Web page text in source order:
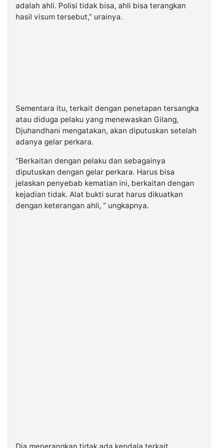
adalah ahli. Polisi tidak bisa, ahli bisa terangkan
hasil visum tersebut,” urainya.
Sementara itu, terkait dengan penetapan tersangka
atau diduga pelaku yang menewaskan Gilang,
Djuhandhani mengatakan, akan diputuskan setelah
adanya gelar perkara.
“Berkaitan dengan pelaku dan sebagainya
diputuskan dengan gelar perkara. Harus bisa
jelaskan penyebab kematian ini, berkaitan dengan
kejadian tidak. Alat bukti surat harus dikuatkan
dengan keterangan ahli, ” ungkapnya.